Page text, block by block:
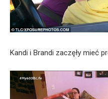
Kandi i Brandi zaczęły mieć